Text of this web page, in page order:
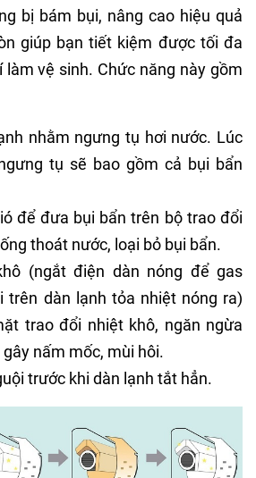
bị bám bụi, nâng cao hiệu quả
giúp bạn tiết kiệm được tối đa
làm vệ sinh. Chức năng này gồm
nhằm ngưng tụ hơi nước. Lúc
tụ sẽ bao gồm cả bụi bẩn
để đưa bụi bẩn trên bộ trao đổi
thoát nước, loại bỏ bụi bẩn.
(ngắt điện dàn nóng để gas
trên dàn lạnh tỏa nhiệt nóng ra)
trao đổi nhiệt khô, ngăn ngừa
nấm mốc, mùi hôi.
trước khi dàn lạnh tắt hẳn.